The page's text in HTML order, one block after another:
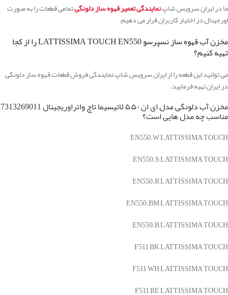
ما در ایران سرویس شاپنمایندگی تعمیر قهوه ساز دلونگیتمامی قطعات را به صورت
اورجینال در اختیار کاربران قرار می دهیم.
مخزن آب قهوه ساز نسپرسو LATTISSIMA TOUCH EN550 را از کجا
تهیه کنیم؟
می توانید این قطعه را از ایران سرویس شاپ نمایندگی فروش قطعات قهوه ساز دلونگی
در ایران تهیه فرمایید.
مخزن آب دلونگی مدل ای ان ۵۵۰ لاتیسیما تاچ واتراوریجینال 7313269011
مناسب چه مدل هایی است؟
EN550.W LATTISSIMA TOUCH
EN550.S LATTISSIMA TOUCH
EN550.R LATTISSIMA TOUCH
EN550.BM LATTISSIMA TOUCH
EN550.B LATTISSIMA TOUCH
F511 BK LATTISSIMA TOUCH
F511 WH LATTISSIMA TOUCH
F511 RE LATTISSIMA TOUCH